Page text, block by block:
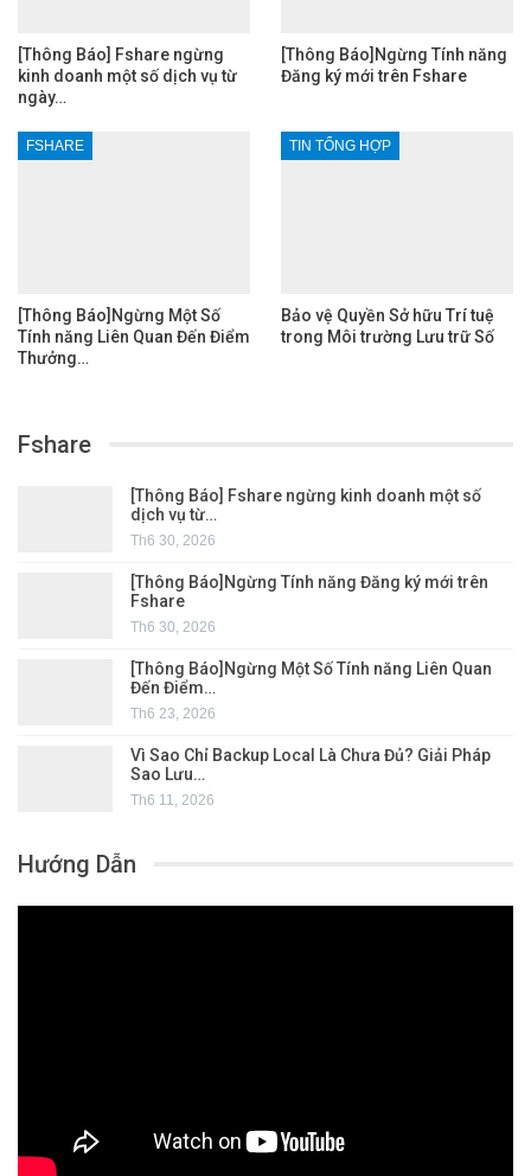
[Thông Báo] Fshare ngừng
kinh doanh một số dịch vụ từ
ngày…
[Thông Báo]Ngừng Tính năng
Đăng ký mới trên Fshare
FSHARE
[Thông Báo]Ngừng Một Số
Tính năng Liên Quan Đến Điểm
Thưởng…
TIN TỔNG HỢP
Bảo vệ Quyền Sở hữu Trí tuệ
trong Môi trường Lưu trữ Số
Fshare
[Thông Báo] Fshare ngừng kinh doanh một số
dịch vụ từ…
Th6 30, 2026
[Thông Báo]Ngừng Tính năng Đăng ký mới trên
Fshare
Th6 30, 2026
[Thông Báo]Ngừng Một Số Tính năng Liên Quan
Đến Điểm…
Th6 23, 2026
Vì Sao Chỉ Backup Local Là Chưa Đủ? Giải Pháp
Sao Lưu…
Th6 11, 2026
Hướng Dẫn